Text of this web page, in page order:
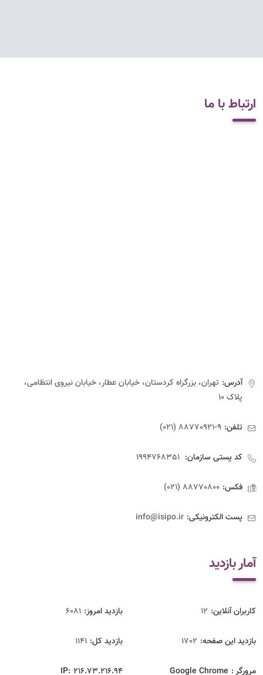
ارتباط با ما
آدرس: تهران، بزرگراه کردستان، خیابان عطار، خیابان نیروی انتظامی،
پلاک ۱۰
تلفن: 9-88770921 (021)
کد پستی سازمان:
فکس: 88770800 (021)
پست الکترونیکی: info@isipo.ir
آمار بازدید
کاربران آنلاین: 12 بازدید امروز: 6081
بازدید این صفحه: 1702 بازدید‌ کل: 1141
مرورگر : Google Chrome
IP: 216.73.216.94